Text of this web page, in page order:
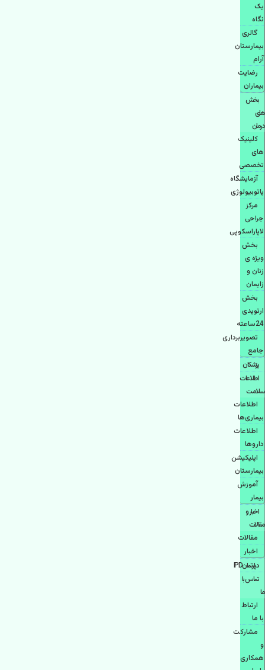
یک
نگاه
گالری
بیمارستان
آرام
رضایت
بیماران
بخش
های
درمان
کلینیک
های
تخصصی
آزمایشگاه
پاتوبیولوژی
مرکز
جراحی
لاپاراسکوپی
بخش
ویژه ی
زنان و
زایمان
بخش
ارتوپدی
24ساعته
تصویربرداری
جامع
پزشكان
اطلاعات
سلامت
اطلاعات
بیماری‌ها
اطلاعات
دارو‌ها
اپليكيشن
بيمارستان
آموزش
بیمار
اخبار و
مقالات
مقالات
اخبار
دپارتمانIPD
تماس با
ما
ارتباط
با ما
مشاركت
و
همكاری